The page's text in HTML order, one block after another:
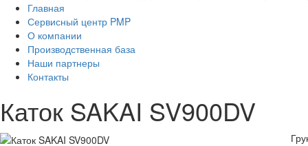
Главная
Сервисный центр PMP
О компании
Производственная база
Наши партнеры
Контакты
Каток SAKAI SV900DV